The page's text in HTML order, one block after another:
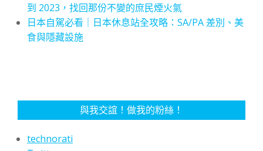
到 2023，找回那份不變的庶民煙火氣
日本自駕必看｜日本休息站全攻略：SA/PA 差別、美
食與隱藏設施
與我交誼！做我的粉絲！
technorati